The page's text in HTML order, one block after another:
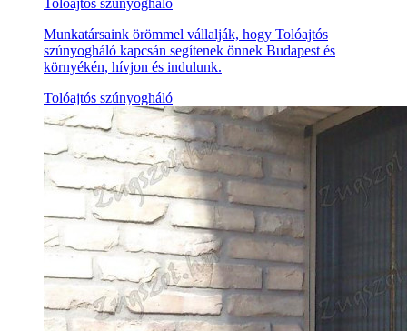
Tolóajtós szúnyogháló
Munkatársaink örömmel vállalják, hogy Tolóajtós
szúnyogháló kapcsán segítenek önnek Budapest és
környékén, hívjon és indulunk.
Tolóajtós szúnyogháló